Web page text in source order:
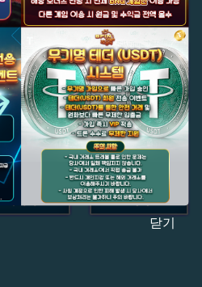
닫기